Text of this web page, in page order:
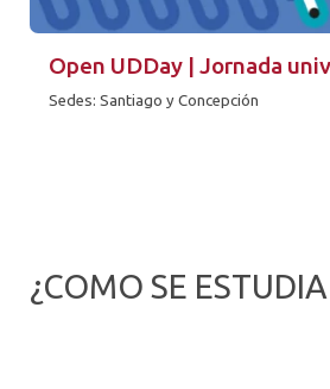
Open UDDay | Jornada
Sedes: Santiago y Concepción
¿COMO SE